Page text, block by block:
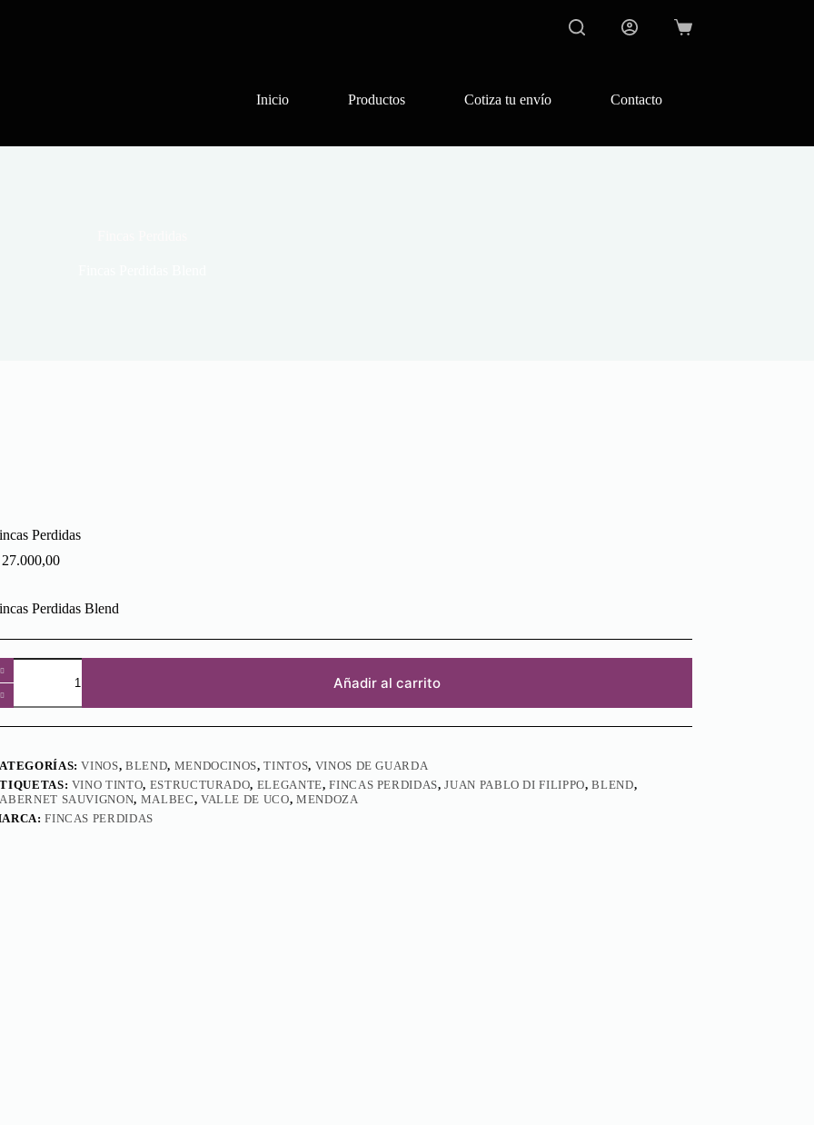
Carro
Inicio Productos Cotiza tu envío Contacto
Perdidas
Perdidas Blend
Añadir al carrito
VINOS,BLEND, MENDOCINOS,TINTOS, VINOS DE GUARDA
VINO TINTO, ESTRUCTURADO, ELEGANTE,FINCAS PERDIDAS,JUAN PABLO DI FILIPPO,BLEND,
SAUVIGNON, MALBEC, VALLE DE UCO,MENDOZA
FINCAS PERDIDAS